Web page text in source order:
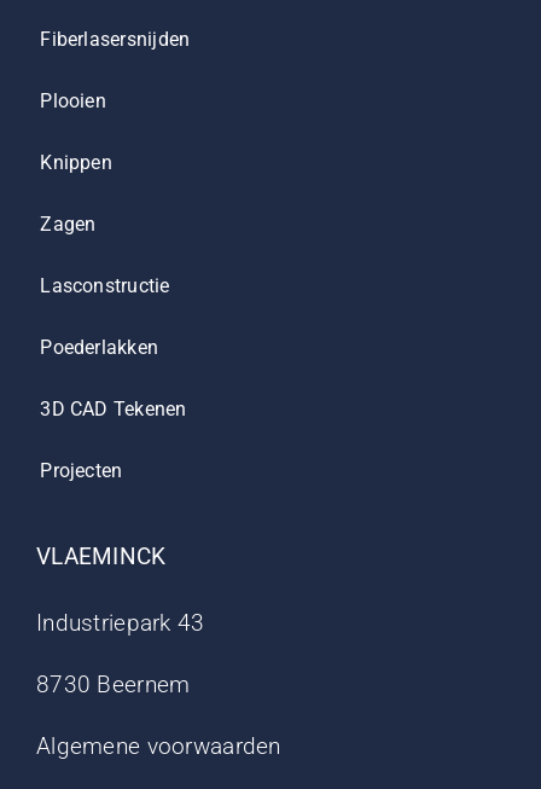
Fiberlasersnijden
Plooien
Knippen
Zagen
Lasconstructie
Poederlakken
3D CAD Tekenen
Projecten
VLAEMINCK
Industriepark 43
8730 Beernem
Algemene voorwaarden